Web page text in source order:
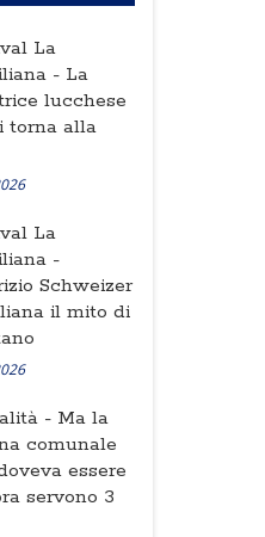
La
- La
lucchese
torna alla
La
-
Schweizer
il mito di
- Ma la
comunale
essere
servono 3